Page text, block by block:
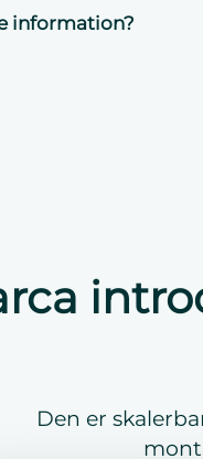
information?
Den er